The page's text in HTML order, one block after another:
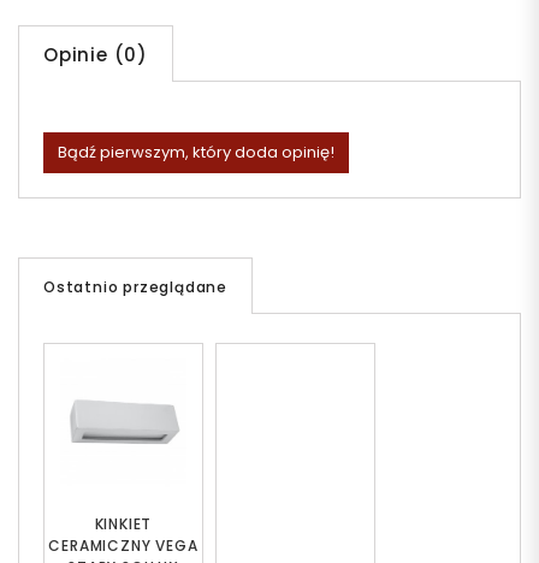
Opinie (0)
Bądź pierwszym, który doda opinię!
Ostatnio przeglądane
KINKIET
CERAMICZNY VEGA